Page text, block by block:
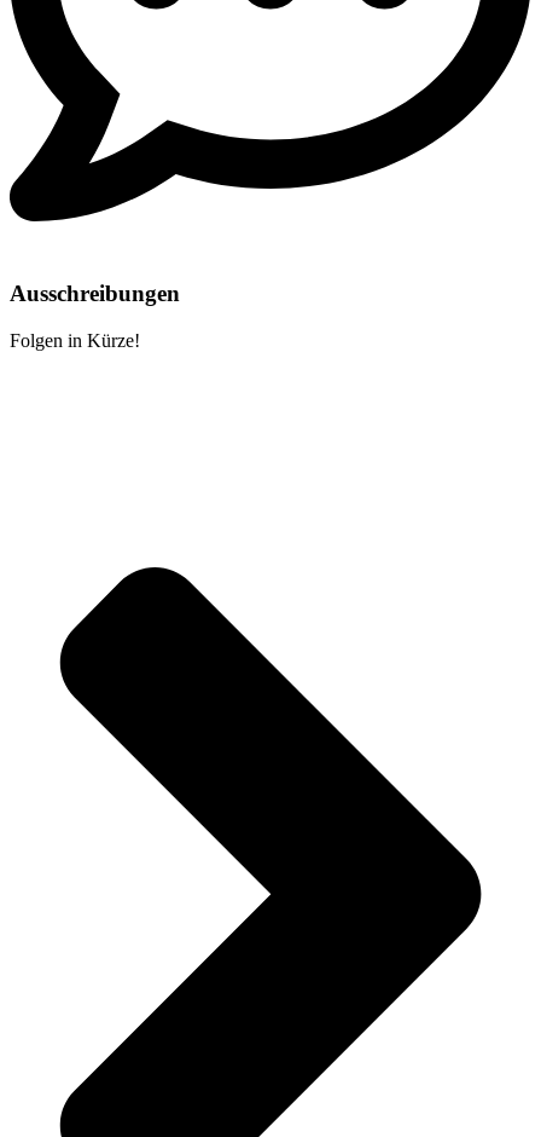
Ausschreibungen
Folgen in Kürze!